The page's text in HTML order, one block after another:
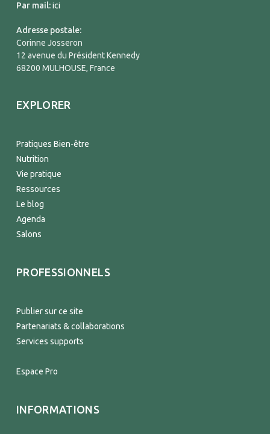
Par mail:ici
Adresse postale:
Corinne Josseron
12 avenue du Président Kennedy
68200 MULHOUSE, France
EXPLORER
Pratiques Bien-être
Nutrition
Vie pratique
Ressources
Le blog
Agenda
Salons
PROFESSIONNELS
Publier sur ce site
Partenariats & collaborations
Services supports
Espace Pro
INFORMATIONS